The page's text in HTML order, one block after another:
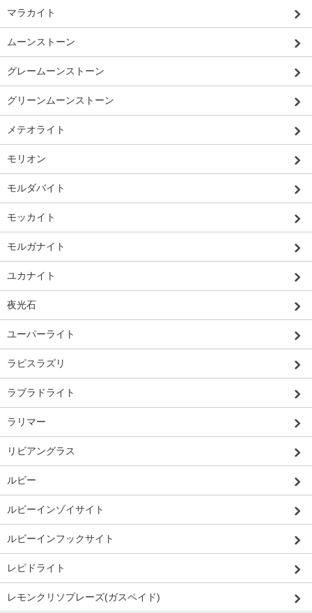
マラカイト
ムーンストーン
グレームーンストーン
グリーンムーンストーン
メテオライト
モリオン
モルダバイト
モッカイト
モルガナイト
ユカナイト
夜光石
ユーパーライト
ラピスラズリ
ラブラドライト
ラリマー
リビアングラス
ルビー
ルビーインゾイサイト
ルビーインフックサイト
レピドライト
レモンクリソプレーズ(ガスペイド)